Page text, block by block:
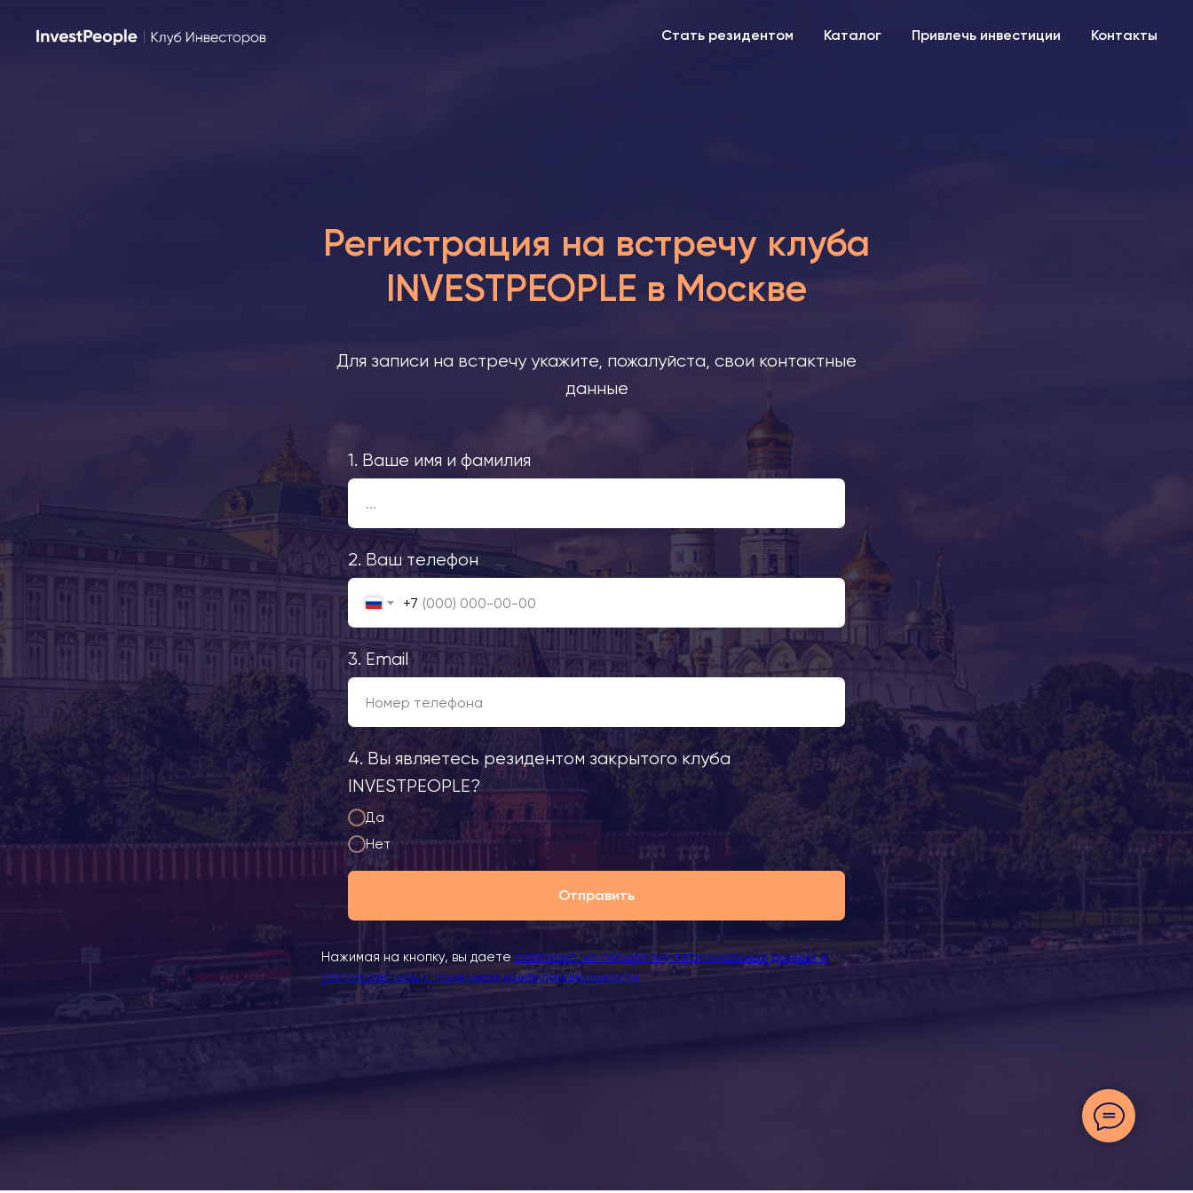
Стать резидентом Каталог Привлечь инвестиции Контакты
Регистрация на встречу клуба
INVESTPEOPLE в Москве
Для записи на встречу укажите, пожалуйста, свои контактные
данные
1. Ваше имя и фамилия
2. Ваш телефон
+7
3. Email
4. Вы являетесь резидентом закрытого клуба
INVESTPEOPLE?
Да
Нет
Отправить
Нажимая на кнопку, вы даете согласие на обработку персональных данных и
соглашаетесь c политикой конфиденциальности